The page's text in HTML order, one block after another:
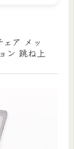
ア メッ
ン 跳ね上